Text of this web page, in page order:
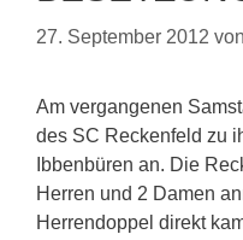
27. September 2012 von
Am vergangenen
des SC Reckenfeld zu
Ibbenbüren an. Die
Herren und 2 Damen
Herrendoppel direkt